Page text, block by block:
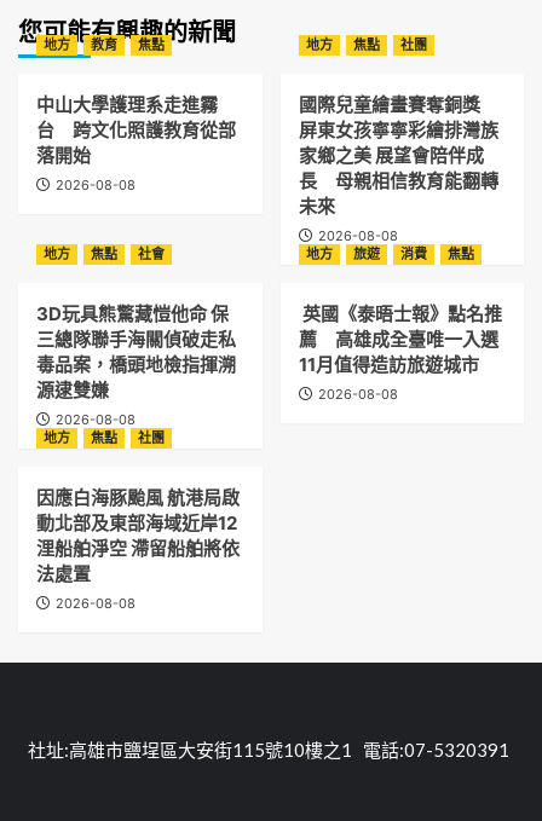
您可能有興趣的新聞
地方 教育 焦點
中山大學護理系走進霧
台 跨文化照護教育從部
落開始
2026-08-08
地方 焦點 社團
國際兒童繪畫賽奪銅獎
屏東女孩寧寧彩繪排灣族
家鄉之美 展望會陪伴成
長 母親相信教育能翻轉
未來
2026-08-08
地方
焦點 社會
3D玩具熊驚藏愷他命 保
三總隊聯手海關偵破走私
毒品案，橋頭地檢指揮溯
源逮雙嫌
2026-08-08
地方 旅遊 消費 焦點
英國《泰晤士報》點名推
薦 高雄成全臺唯一入選
11月值得造訪旅遊城市
2026-08-08
地方 焦點 社團
因應白海豚颱風 航港局啟
動北部及東部海域近岸12
浬船舶淨空 滯留船舶將依
法處置
2026-08-08
社址:高雄市鹽埕區大安街115號10樓之1 電話:07-5320391